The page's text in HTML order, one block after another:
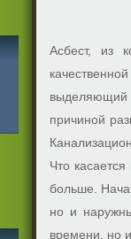
Асбест, из
выделяющий
причиной
Что
больше.
но и
времени, но